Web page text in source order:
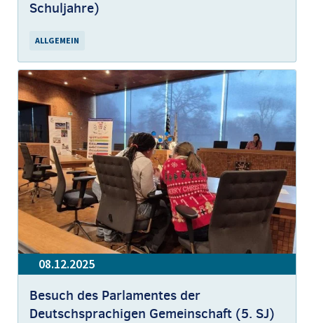
Schuljahre)
ALLGEMEIN
08.12.2025
Besuch des Parlamentes der
Deutschsprachigen Gemeinschaft (5. SJ)